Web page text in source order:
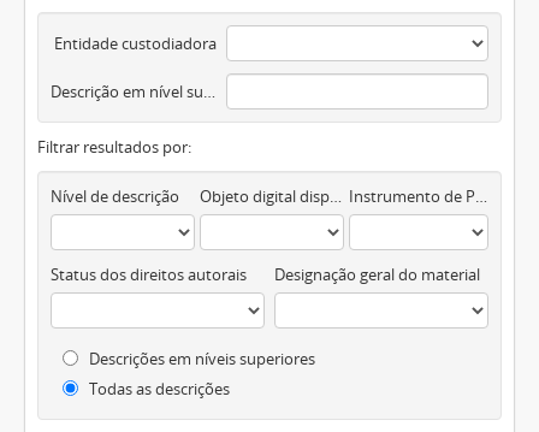
Entidade custodiadora
Descrição em nível superior
Filtrar resultados por:
Nível de descrição Objeto digital disponível Instrumento de Pesquisa
Status dos direitos autorais Designação geral do material
Descrições em níveis superiores
Todas as descrições